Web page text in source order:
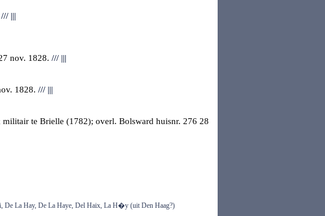
///|||
nov. 1828. ///|||
1828. ///|||
militair te Brielle (1782); overl. Bolsward huisnr. 276 28
De La Hay, De La Haye, Del Haix, La H�y (uit Den Haag?)